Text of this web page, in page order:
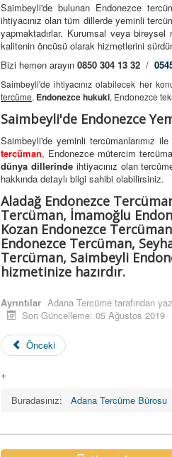
Saimbeyli'de bulunan Endonezce
ihtiyacınız olan tüm dillerde yeminli
yapmaktadırlar. Kurumsal veya
kalitenin öncüsü olarak hizmetlerini
Bizi hemen arayın 0850 304 13 32 /
Saimbeyli'de ihtiyacınız olabilecek her
tercüme, Endonezce hukuki, Endonezce
Saimbeyli'de Endonezce
Saimbeyli'de yeminli tercümanlarımız
tercüman, Endonezce mütercim
dünya dillerindeihtiyacınız olan
hakkında detaylı bilgi sahibi olabilirsiniz.
Aladağ Endonezce
Tercüman, İmamoğlu
Kozan Endonezce
Endonezce Tercüman,
Tercüman, Saimbeyli
hizmetinize hazırdır.
Ayrıntılar Adana Tercüme tarafından
Son Güncelleme: 05 Ağustos 2019
Önceki
+
Buradasınız:
Adana Tercüme Bürosu